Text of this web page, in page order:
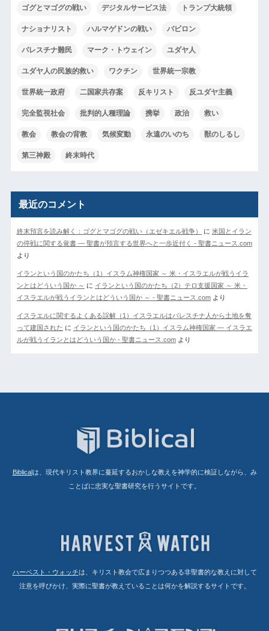
ゴグとマゴグの戦い デジタルサービス法 トランプ大統領
ナショナリスト ハルマゲドンの戦い バビロン
パレスチナ難民 マーク・トウェイン ユダヤ人
ユダヤ人の民族的救い ワクチン 世界統一宗教
世界統一政府 二国家共存案 反キリスト 反ユダヤ主義
完全監視社会 批判的人種理論 携挙 政治 救い
教会 教会の背教 気候変動 永遠のいのち 獣のしるし
第三神殿 終末時代
最近のコメント
終末預言を読み解く：ゴグとマゴグの戦い（エゼキエル戦争） に 米国とイラン
の停戦に関する覚書 ― 聖書が預言する世界へと一歩近付く - 聖書ニュース.com
より
イランという国のかたち（1）イスラム神権国家 ～ 米・イスラエルが戦うイラ
ンとはどういう国か ～ に イランという国のかたち（2）テロ支援国家 ～ 米・
イスラエルが戦うイランとはどういう国か ～ - 聖書ニュース.comより
イスラエルに関するよくある誤解（1）イスラエルはパレスチナ人から土地を奪
って建国された に イランという国のかたち（1）イスラム神権国家 ― イスラエ
ルが戦うイランとはどういう国か - 聖書ニュース.comより
Biblicalは、現代キリスト教界に蔓延するおかしな教えを神学的に検証しながら、み
ことばに忠実な聖書研究を行うサイトです。
ハーベスト・ウォッチは、キリスト教会で広まりつつある非聖書的な教えに対して
注意を呼びかけ、実際に聖書が教えていることは何かを解説するサイトです。